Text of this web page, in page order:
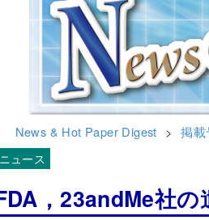
News & Hot Paper Digest > 掲載
ニュース
，23andMe社